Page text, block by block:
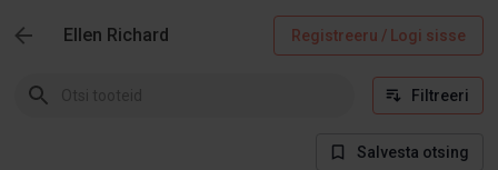
Ellen Richard Registreeru / Logi sisse
Filtreeri
Salvesta otsing